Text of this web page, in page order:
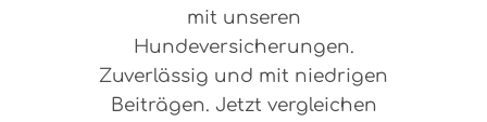
mit unseren
Hundeversicherungen.
Zuverlässig und mit niedrigen
Beiträgen. Jetzt vergleichen